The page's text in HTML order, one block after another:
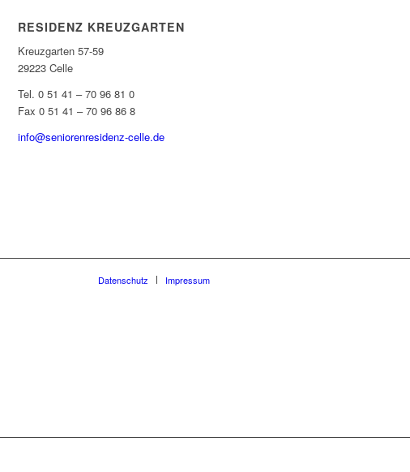
RESIDENZ KREUZGARTEN
Kreuzgarten 57-59
29223 Celle
Tel. 0 51 41 – 70 96 81 0
Fax 0 51 41 – 70 96 86 8
info@seniorenresidenz-celle.de
Datenschutz Impressum